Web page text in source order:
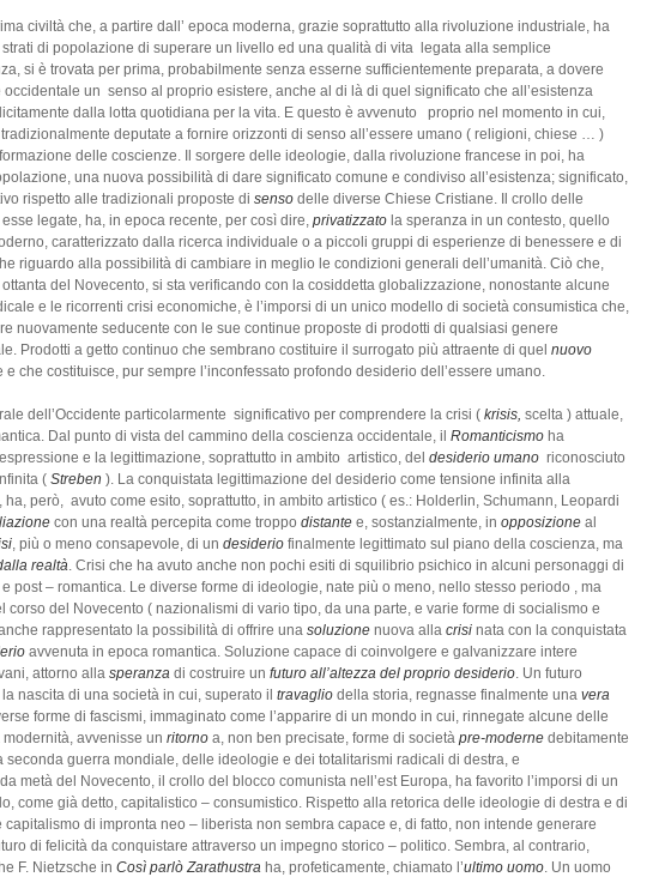
civiltà che, a partire dall’ epoca moderna, grazie soprattutto alla rivoluzione industriale, ha
di popolazione di superare un livello ed una qualità di vita legata alla semplice
si è trovata per prima, probabilmente senza esserne sufficientemente preparata, a dovere
un senso al proprio esistere, anche al di là di quel significato che all’esistenza
dalla lotta quotidiana per la vita. E questo è avvenuto proprio nel momento in cui,
deputate a fornire orizzonti di senso all’essere umano ( religioni, chiese … )
delle coscienze. Il sorgere delle ideologie, dalla rivoluzione francese in poi, ha
una nuova possibilità di dare significato comune e condiviso all’esistenza; significato,
rispetto alle tradizionali proposte di senso delle diverse Chiese Cristiane. Il crollo delle
legate, ha, in epoca recente, per così dire, privatizzato la speranza in un contesto, quello
caratterizzato dalla ricerca individuale o a piccoli gruppi di esperienze di benessere e di
riguardo alla possibilità di cambiare in meglio le condizioni generali dell’umanità. Ciò che,
del Novecento, si sta verificando con la cosiddetta globalizzazione, nonostante alcune
e le ricorrenti crisi economiche, è l’imporsi di un unico modello di società consumistica che,
nuovamente seducente con le sue continue proposte di prodotti di qualsiasi genere
Prodotti a getto continuo che sembrano costituire il surrogato più attraente di quel nuovo
e che costituisce, pur sempre l’inconfessato profondo desiderio dell’essere umano.
dell’Occidente particolarmente significativo per comprendere la crisi ( krisis, scelta ) attuale,
Dal punto di vista del cammino della coscienza occidentale, il Romanticismo ha
e la legittimazione, soprattutto in ambito artistico, del desiderio umano riconosciuto
( Streben ). La conquistata legittimazione del desiderio come tensione infinita alla
però, avuto come esito, soprattutto, in ambito artistico ( es.: Holderlin, Schumann, Leopardi
con una realtà percepita come troppo distante e, sostanzialmente, in opposizione al
, più o meno consapevole, di un desiderio finalmente legittimato sul piano della coscienza, ma
realtà. Crisi che ha avuto anche non pochi esiti di squilibrio psichico in alcuni personaggi di
post – romantica. Le diverse forme di ideologie, nate più o meno, nello stesso periodo , ma
corso del Novecento ( nazionalismi di vario tipo, da una parte, e varie forme di socialismo e
rappresentato la possibilità di offrire una soluzione nuova alla crisi nata con la conquistata
avvenuta in epoca romantica. Soluzione capace di coinvolgere e galvanizzare intere
attorno alla speranza di costruire un futuro all’altezza del proprio desiderio. Un futuro
nascita di una società in cui, superato il travaglio della storia, regnasse finalmente una vera
forme di fascismi, immaginato come l’apparire di un mondo in cui, rinnegate alcune delle
avvenisse un ritorno a, non ben precisate, forme di società pre-moderne debitamente
seconda guerra mondiale, delle ideologie e dei totalitarismi radicali di destra, e
metà del Novecento, il crollo del blocco comunista nell’est Europa, ha favorito l’imporsi di un
come già detto, capitalistico – consumistico. Rispetto alla retorica delle ideologie di destra e di
capitalismo di impronta neo – liberista non sembra capace e, di fatto, non intende generare
di felicità da conquistare attraverso un impegno storico – politico. Sembra, al contrario,
F. Nietzsche in Così parlò Zarathustra ha, profeticamente, chiamato l’ultimo uomo. Un uomo